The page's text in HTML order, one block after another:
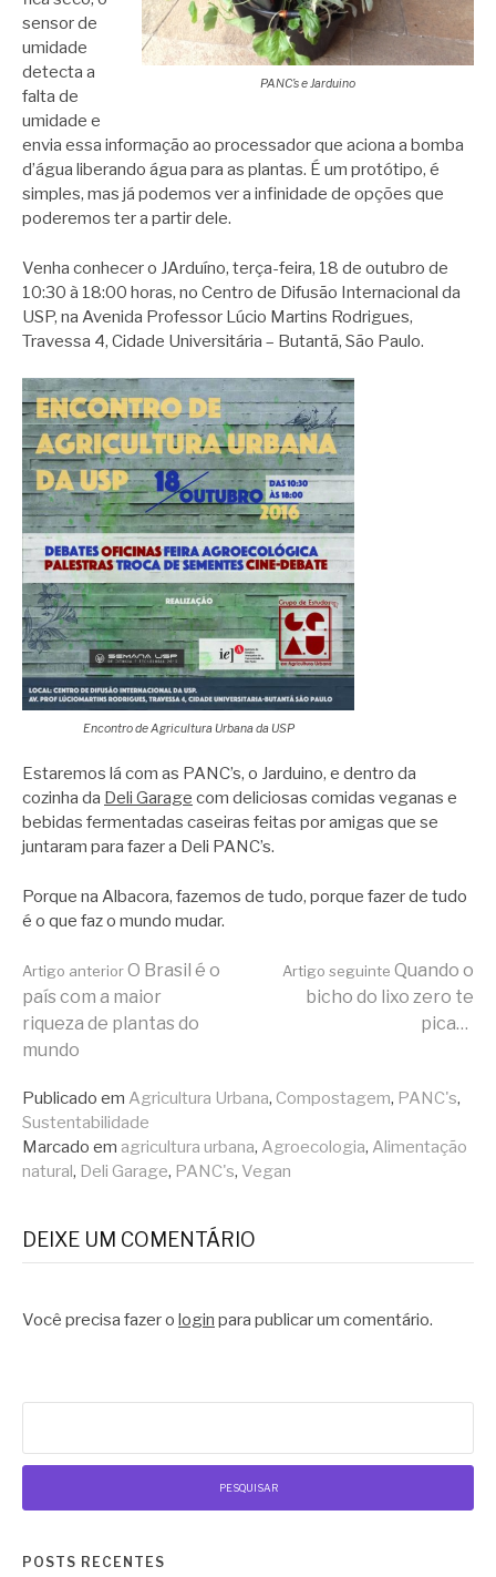
PANC’s e Jarduino
sensor de
umidade
detecta a
falta de
umidade e
envia essa informação ao processador que aciona a bomba
d’água liberando água para as plantas. É um protótipo, é
simples, mas já podemos ver a infinidade de opções que
poderemos ter a partir dele.
Venha conhecer o JArduíno, terça-feira, 18 de outubro de
10:30 à 18:00 horas, no Centro de Difusão Internacional da
USP, na Avenida Professor Lúcio Martins Rodrigues,
Travessa 4, Cidade Universitária – Butantã, São Paulo.
Encontro de Agricultura Urbana da USP
Estaremos lá com as PANC’s, o Jarduino, e dentro da
cozinha da Deli Garage com deliciosas comidas veganas e
bebidas fermentadas caseiras feitas por amigas que se
juntaram para fazer a Deli PANC’s.
Porque na Albacora, fazemos de tudo, porque fazer de tudo
é o que faz o mundo mudar.
Continue
lendo
Artigo anteriorO Brasil é o
país com a maior
riqueza de plantas do
mundo
Artigo seguinte Quando o
bicho do lixo zero te
pica…
Publicado em Agricultura Urbana, Compostagem, PANC's,
Sustentabilidade
Marcado em agricultura urbana, Agroecologia, Alimentação
natural, Deli Garage, PANC's, Vegan
DEIXE UM COMENTÁRIO
Você precisa fazer o login para publicar um comentário.
POSTS RECENTES